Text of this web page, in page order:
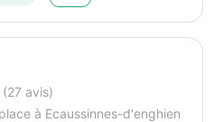
(27 avis)
à Ecaussinnes-d'enghien